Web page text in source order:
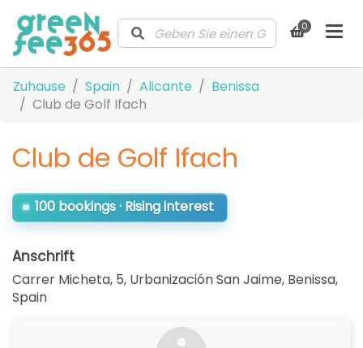
0
Zuhause Spain Alicante
Benissa
Club de Golf Ifach
Club de Golf Ifach
100 bookings · Rising interest
Anschrift
Carrer Micheta, 5, Urbanización San Jaime, Benissa,
Spain